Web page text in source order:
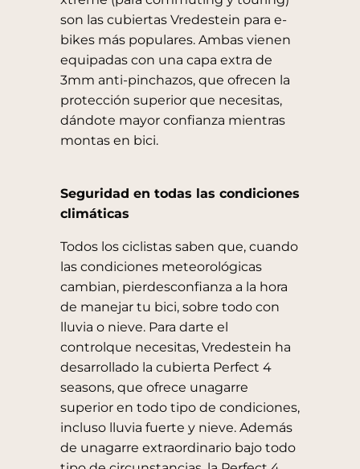
son las cubiertas Vredestein para e-
bikes más populares. Ambas vienen
equipadas con una capa extra de
3mm anti-pinchazos, que ofrecen la
protección superior que necesitas,
dándote mayor confianza mientras
montas en bici.
Seguridad en todas las condiciones
climáticas
Todos los ciclistas saben que, cuando
las condiciones meteorológicas
cambian, pierdesconfianza a la hora
de manejar tu bici, sobre todo con
lluvia o nieve. Para darte el
controlque necesitas, Vredestein ha
desarrollado la cubierta Perfect 4
seasons, que ofrece unagarre
superior en todo tipo de condiciones,
incluso lluvia fuerte y nieve. Además
de unagarre extraordinario bajo todo